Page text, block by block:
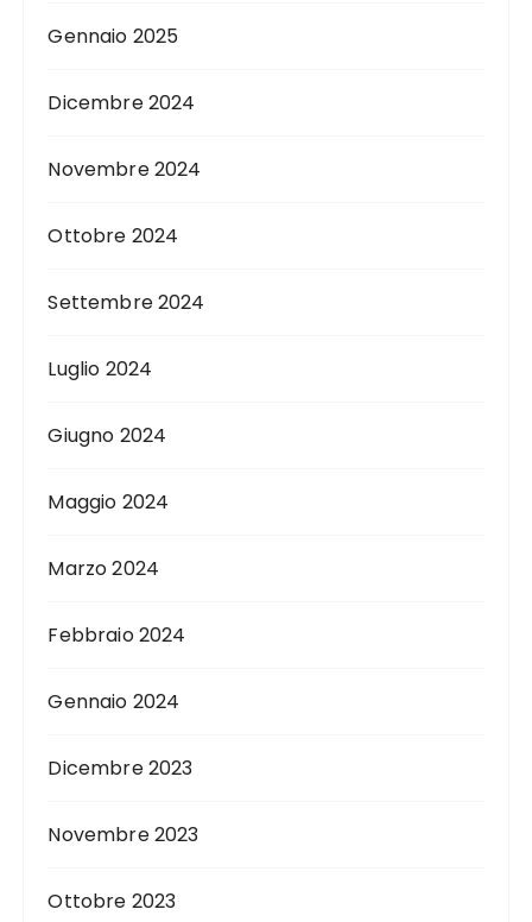
Gennaio 2025
Dicembre 2024
Novembre 2024
Ottobre 2024
Settembre 2024
Luglio 2024
Giugno 2024
Maggio 2024
Marzo 2024
Febbraio 2024
Gennaio 2024
Dicembre 2023
Novembre 2023
Ottobre 2023